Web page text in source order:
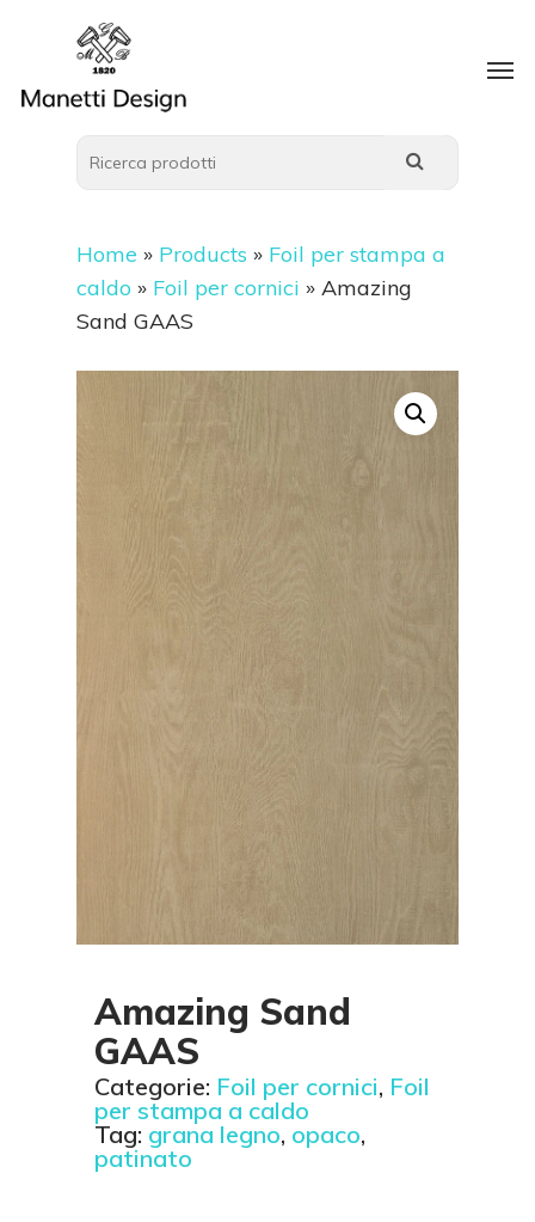
Home » Products » Foil per stampa a
caldo » Foil per cornici » Amazing
Sand GAAS
Amazing Sand
GAAS
Categorie: Foil per cornici, Foil
per stampa a caldo
Tag: grana legno, opaco,
patinato